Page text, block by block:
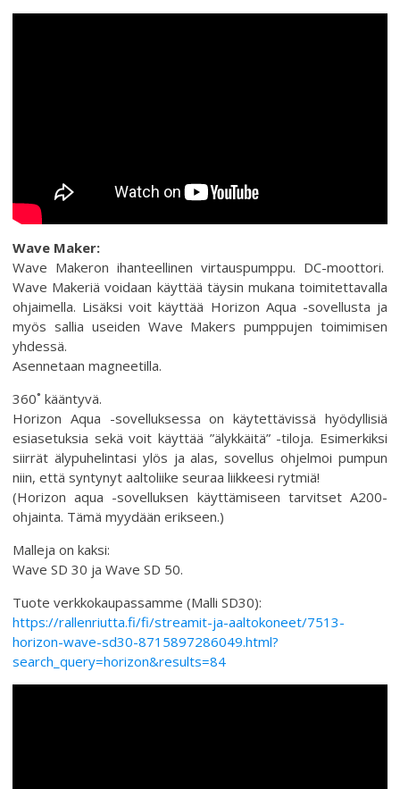
Wave Maker:
Wave Makeron ihanteellinen virtauspumppu. DC-moottori.
Wave Makeriä voidaan käyttää täysin mukana toimitettavalla
ohjaimella. Lisäksi voit käyttää Horizon Aqua -sovellusta ja
myös sallia useiden Wave Makers pumppujen toimimisen
yhdessä.
Asennetaan magneetilla.
360˚ kääntyvä.
Horizon Aqua -sovelluksessa on käytettävissä hyödyllisiä
esiasetuksia sekä voit käyttää ”älykkäitä” -tiloja. Esimerkiksi
siirrät älypuhelintasi ylös ja alas, sovellus ohjelmoi pumpun
niin, että syntynyt aaltoliike seuraa liikkeesi rytmiä!
(Horizon aqua -sovelluksen käyttämiseen tarvitset A200-
ohjainta. Tämä myydään erikseen.)
Malleja on kaksi:
Wave SD 30 ja Wave SD 50.
Tuote verkkokaupassamme (Malli SD30):
https://rallenriutta.fi/fi/streamit-ja-aaltokoneet/7513-
horizon-wave-sd30-8715897286049.html?
search_query=horizon&results=84